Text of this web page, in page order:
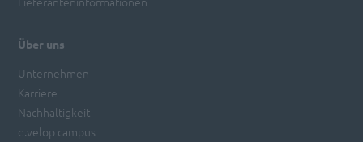
Über uns
Unternehmen
Karriere
Nachhaltigkeit
d.velop campus